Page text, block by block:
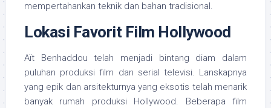
mempertahankan teknik dan bahan tradisional.
Lokasi Favorit Film Hollywood
Aït Benhaddou telah menjadi bintang diam dalam
puluhan produksi film dan serial televisi. Lanskapnya
yang epik dan arsitekturnya yang eksotis telah menarik
banyak rumah produksi Hollywood. Beberapa film